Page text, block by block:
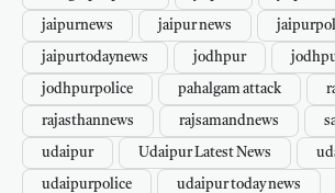
jaipurnews jaipur news
jaipurtodaynews jodhpur
jodhpurpolice pahalgam attack
rajasthannews rajsamandnews
udaipur Udaipur Latest News
udaipurpolice udaipur today news